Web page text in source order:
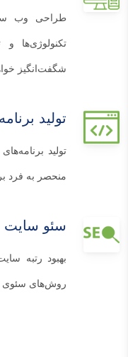
طراحی وب
تکنولوژی‌ها
شگفت‌انگیز
تولید
تولید
منحصر به فرد
سئو سایت
بهبود رتبه
روش‌های سئوی